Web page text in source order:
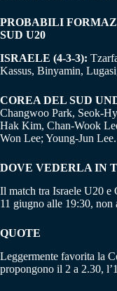
PROBABILI
SUD U20
ISRAELE (4-3-3):
Kassus, Binyamin,
COREA DEL SUD
Changwoo Park, Seok-
Hak Kim, Chan-Wook
Won Lee; Young-Jun Lee.
DOVE VEDERLA IN
Il match tra Israele U20 e
11 giugno alle 19:30, non
QUOTE
Leggermente favorita la
propongono il 2 a 2.30,